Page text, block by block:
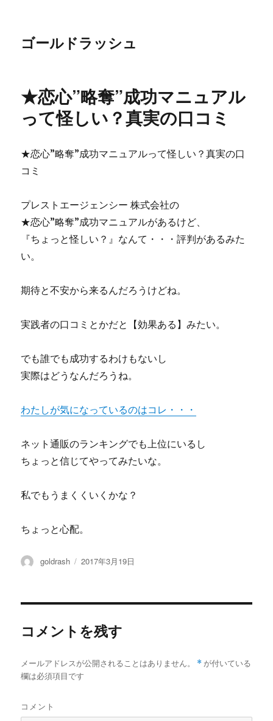
ゴールドラッシュ
★恋心”略奪”成功マニュアル
って怪しい？真実の口コミ
★恋心”略奪”成功マニュアルって怪しい？真実の口
コミ
プレストエージェンシー 株式会社の
★恋心”略奪”成功マニュアルがあるけど、
『ちょっと怪しい？』なんて・・・評判があるみた
い。
期待と不安から来るんだろうけどね。
実践者の口コミとかだと【効果ある】みたい。
でも誰でも成功するわけもないし
実際はどうなんだろうね。
わたしが気になっているのはコレ・・・
ネット通販のランキングでも上位にいるし
ちょっと信じてやってみたいな。
私でもうまくくいくかな？
ちょっと心配。
投
goldrash
投
2017年3月19日
コメントを残す
メールアドレスが公開されることはありません。 * が付いている
欄は必須項目です
コメント